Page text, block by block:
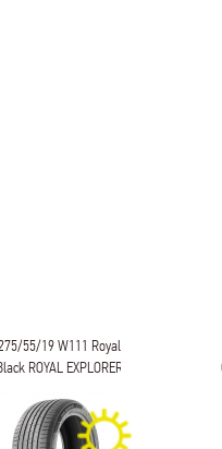
275/55/19 V111
GRIPMAX Stature H/T